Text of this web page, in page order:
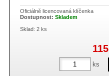
Oficiálně licencovaná klíčenka
Dostupnost:Skladem
Sklad: 2 ks
ks
115